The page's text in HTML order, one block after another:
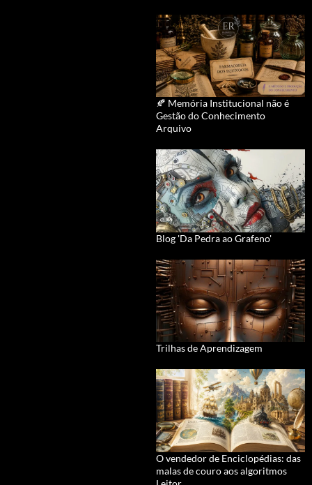
🍂 Memória Institucional não é
Gestão do Conhecimento
Arquivo
Blog 'Da Pedra ao Grafeno'
Trilhas de Aprendizagem
O vendedor de Enciclopédias: das
malas de couro aos algoritmos